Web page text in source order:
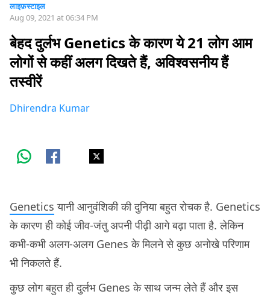
लाइफ़स्टाइल
Aug 09, 2021 at 06:34 PM
बेहद दुर्लभ Genetics के कारण ये 21 लोग आम
लोगों से कहीं अलग दिखते हैं, अविश्वसनीय हैं
तस्वीरें
Dhirendra Kumar
Genetics यानी आनुवंशिकी की दुनिया बहुत रोचक है. Genetics
के कारण ही कोई जीव-जंतु अपनी पीढ़ी आगे बढ़ा पाता है. लेकिन
कभी-कभी अलग-अलग Genes के मिलने से कुछ अनोखे परिणाम
भी निकलते हैं.
कुछ लोग बहुत ही दुर्लभ Genes के साथ जन्म लेते हैं और इस